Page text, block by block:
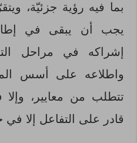
بما فيه رؤية جزئيّة،
يجب أن يبقى في إطار
إشراكه في مراحل
واطلاعه على أسس
تتطلب من معايير، وإلا
قادر على التفاعل إلا